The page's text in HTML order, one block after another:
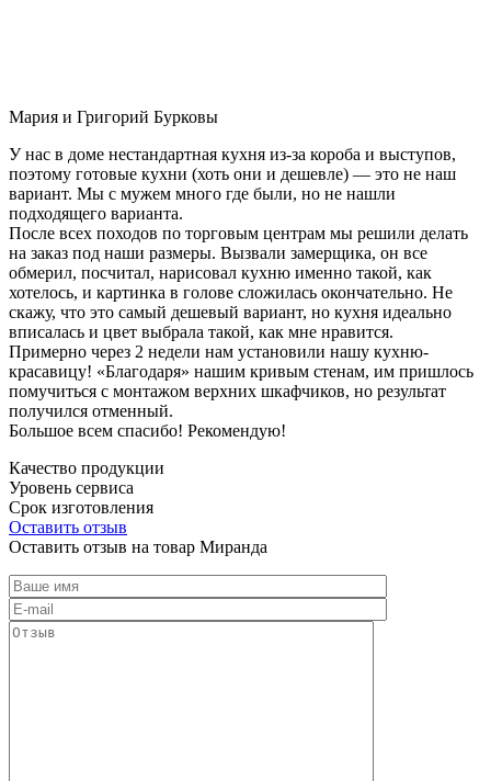
Мария и Григорий Бурковы
У нас в доме нестандартная кухня из-за короба и выступов,
поэтому готовые кухни (хоть они и дешевле) — это не наш
вариант. Мы с мужем много где были, но не нашли
подходящего варианта.
После всех походов по торговым центрам мы решили делать
на заказ под наши размеры. Вызвали замерщика, он все
обмерил, посчитал, нарисовал кухню именно такой, как
хотелось, и картинка в голове сложилась окончательно. Не
скажу, что это самый дешевый вариант, но кухня идеально
вписалась и цвет выбрала такой, как мне нравится.
Примерно через 2 недели нам установили нашу кухню-
красавицу! «Благодаря» нашим кривым стенам, им пришлось
помучиться с монтажом верхних шкафчиков, но результат
получился отменный.
Большое всем спасибо! Рекомендую!
Качество продукции
Уровень сервиса
Срок изготовления
Оставить отзыв
Оставить отзыв на товар Миранда